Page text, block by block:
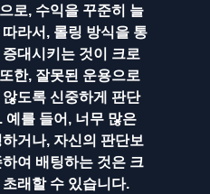
로, 수익을 꾸준히 늘
라서, 롤링 방식을 통
대시키는 것이 크로
한, 잘못된 운용으로
도록 신중하게 판단
예를 들어, 너무 많은
거나, 자신의 판단보
여 배팅하는 것은 크
래할 수 있습니다.